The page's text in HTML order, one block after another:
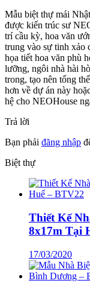
Mẫu biệt thự mái
được kiến trúc sư
trí cầu kỳ, hoa văn
trung vào sự tinh xảo
họa tiết hoa văn phù
lưỡng, ngôi nhà hài
trong, tạo nên tổng
hơn về dự án này
hệ cho NEOHouse
Trả lời
Bạn phải đăng nhập
Biệt thự
Thiết Kế
8x17m Tại
17/03/2020